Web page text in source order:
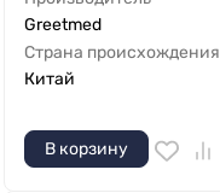
Greetmed
Страна происхождения
Китай
В корзину